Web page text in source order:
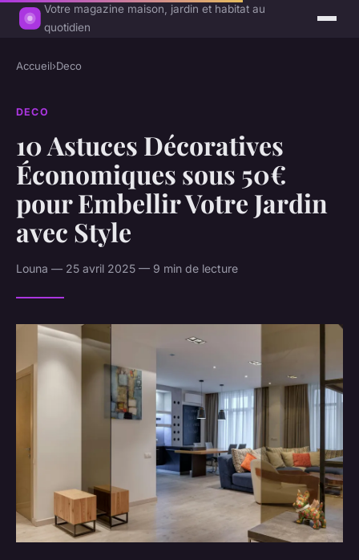
Votre magazine maison, jardin et habitat au
quotidien
Accueil›Deco
DECO
10 Astuces Décoratives
Économiques sous 50€
pour Embellir Votre Jardin
avec Style
Louna — 25 avril 2025 — 9 min de lecture